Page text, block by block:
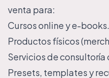
venta para:
Cursos online y e-books.
Productos físicos
Servicios de consultoría
Presets, templates y